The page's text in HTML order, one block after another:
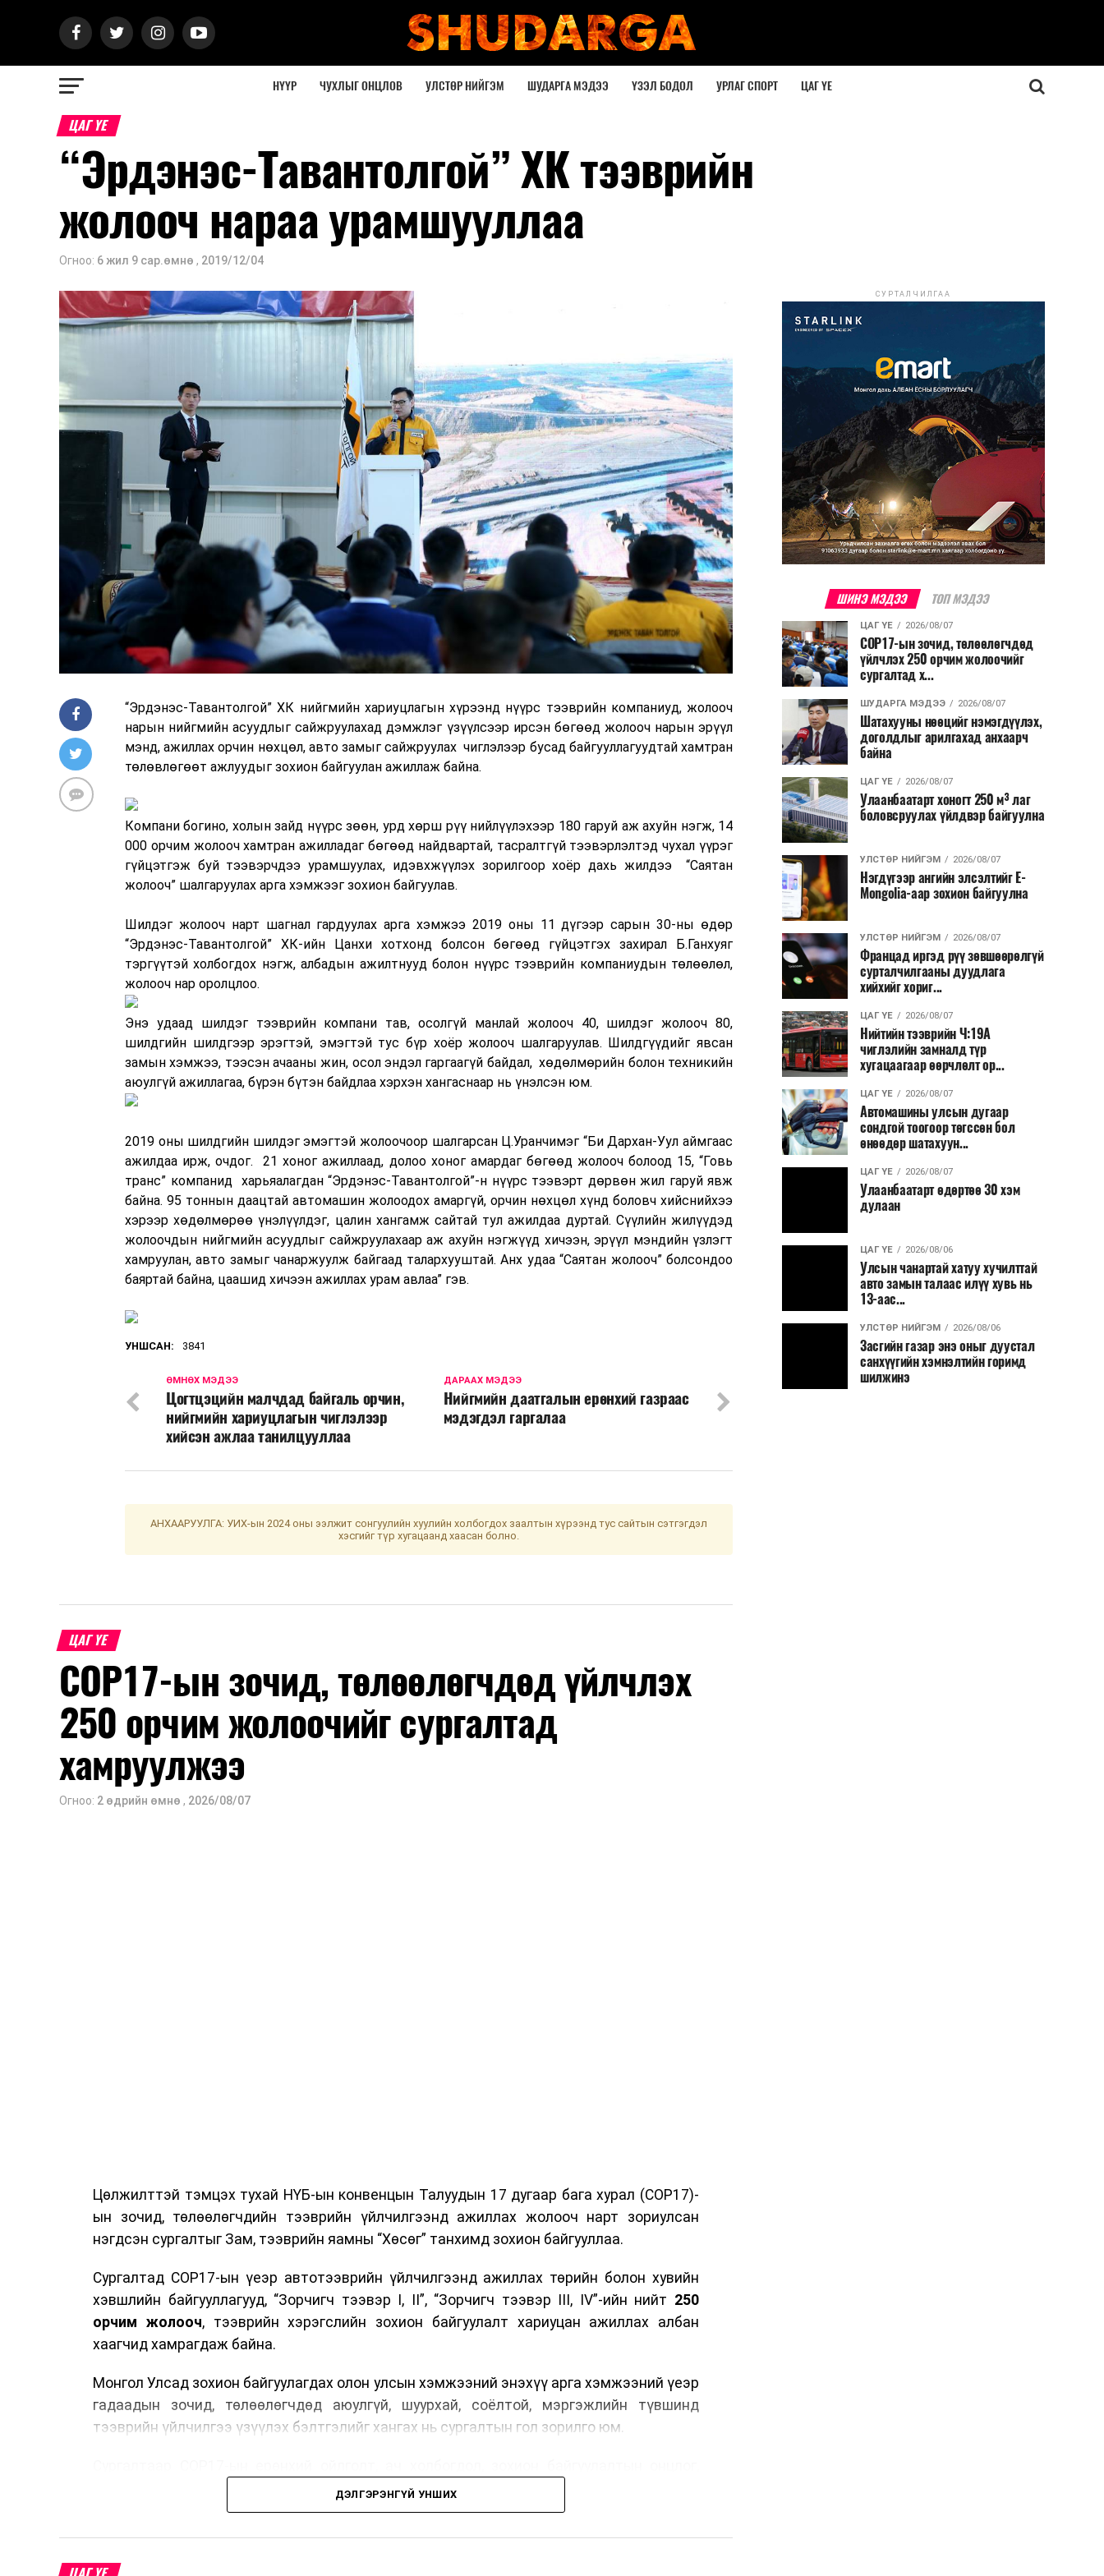
НҮҮР ЧУХЛЫГ ОНЦЛОВ УЛСТӨР НИЙГЭМ ШУДАРГА МЭДЭЭ ҮЗЭЛ БОДОЛ УРЛАГ СПОРТ ЦАГ ҮЕ
ЦАГ ҮЕ
“Эрдэнэс-Тавантолгой” ХК тээврийн
жолооч нараа урамшууллаа
Огноо: 6 жил 9 сар.өмнө , 2019/12/04
“Эрдэнэс-Тавантолгой” ХК нийгмийн хариуцлагын хүрээнд нүүрс тээврийн компаниуд, жолооч
нарын нийгмийн асуудлыг сайжруулахад дэмжлэг үзүүлсээр ирсэн бөгөөд жолооч нарын эрүүл
мэнд, ажиллах орчин нөхцөл, авто замыг сайжруулах чиглэлээр бусад байгууллагуудтай хамтран
төлөвлөгөөт ажлуудыг зохион байгуулан ажиллаж байна.
Компани богино, холын зайд нүүрс зөөн, урд хөрш рүү нийлүүлэхээр 180 гаруй аж ахуйн нэгж, 14
000 орчим жолооч хамтран ажилладаг бөгөөд найдвартай, тасралтгүй тээвэрлэлтэд чухал үүрэг
гүйцэтгэж буй тээвэрчдээ урамшуулах, идэвхжүүлэх зорилгоор хоёр дахь жилдээ “Саятан
жолооч” шалгаруулах арга хэмжээг зохион байгуулав.
Шилдэг жолооч нарт шагнал гардуулах арга хэмжээ 2019 оны 11 дүгээр сарын 30-ны өдөр
“Эрдэнэс-Тавантолгой” ХК-ийн Цанхи хотхонд болсон бөгөөд гүйцэтгэх захирал Б.Ганхуяг
тэргүүтэй холбогдох нэгж, албадын ажилтнууд болон нүүрс тээврийн компаниудын төлөөлөл,
жолооч нар оролцлоо.
Энэ удаад шилдэг тээврийн компани тав, осолгүй манлай жолооч 40, шилдэг жолооч 80,
шилдгийн шилдгээр эрэгтэй, эмэгтэй тус бүр хоёр жолооч шалгаруулав. Шилдгүүдийг явсан
замын хэмжээ, тээсэн ачааны жин, осол эндэл гаргаагүй байдал, хөдөлмөрийн болон техникийн
аюулгүй ажиллагаа, бүрэн бүтэн байдлаа хэрхэн хангаснаар нь үнэлсэн юм.
2019 оны шилдгийн шилдэг эмэгтэй жолоочоор шалгарсан Ц.Уранчимэг “Би Дархан-Уул аймгаас
ажилдаа ирж, очдог. 21 хоног ажиллаад, долоо хоног амардаг бөгөөд жолооч болоод 15, “Говь
транс” компанид харьяалагдан “Эрдэнэс-Тавантолгой”-н нүүрс тээвэрт дөрвөн жил гаруй явж
байна. 95 тоннын даацтай автомашин жолоодох амаргүй, орчин нөхцөл хүнд боловч хийснийхээ
хэрээр хөдөлмөрөө үнэлүүлдэг, цалин хангамж сайтай тул ажилдаа дуртай. Сүүлийн жилүүдэд
жолоочдын нийгмийн асуудлыг сайжруулахаар аж ахуйн нэгжүүд хичээн, эрүүл мэндийн үзлэгт
хамруулан, авто замыг чанаржуулж байгаад талархууштай. Анх удаа “Саятан жолооч” болсондоо
баяртай байна, цаашид хичээн ажиллах урам авлаа” гэв.
УНШСАН: 3841
ДАРААХ МЭДЭЭ
Нийгмийн даатгалын ерөнхий газраас
мэдэгдэл гаргалаа
ӨМНӨХ МЭДЭЭ
Цогтцэцийн малчдад байгаль орчин,
нийгмийн хариуцлагын чиглэлээр
хийсэн ажлаа танилцууллаа
АНХААРУУЛГА: УИХ-ын 2024 оны ээлжит сонгуулийн хуулийн холбогдох заалтын хүрээнд тус сайтын сэтгэгдэл
хэсгийг түр хугацаанд хаасан болно.
ЦАГ ҮЕ
COP17-ын зочид, төлөөлөгчдөд үйлчлэх
250 орчим жолоочийг сургалтад
хамруулжээ
Огноо: 2 өдрийн өмнө , 2026/08/07
Цөлжилттэй тэмцэх тухай НҮБ-ын конвенцын Талуудын 17 дугаар бага хурал (COP17)-
ын зочид, төлөөлөгчдийн тээврийн үйлчилгээнд ажиллах жолооч нарт зориулсан
нэгдсэн сургалтыг Зам, тээврийн яамны “Хөсөг” танхимд зохион байгууллаа.
Сургалтад COP17-ын үеэр автотээврийн үйлчилгээнд ажиллах төрийн болон хувийн
хэвшлийн байгууллагууд, “Зорчигч тээвэр I, II”, “Зорчигч тээвэр III, IV”-ийн нийт 250
орчим жолооч, тээврийн хэрэгслийн зохион байгуулалт хариуцан ажиллах албан
хаагчид хамрагдаж байна.
Монгол Улсад зохион байгуулагдах олон улсын хэмжээний энэхүү арга хэмжээний үеэр
гадаадын зочид, төлөөлөгчдөд аюулгүй, шуурхай, соёлтой, мэргэжлийн түвшинд
тээврийн үйлчилгээ үзүүлэх бэлтгэлийг хангах нь сургалтын гол зорилго юм.
зочид, төлөөлөгчдийн ангилал, үйлчилгээний стандарт, жолооч нарын үүрэг
хариуцлага, сахилга бат, үйлчилгээний соёл, ёс зүй, мэргэжлийн харилцааны талаар
Түүнчлэн зочдыг нисэх буудлаас угтан авах, зочид буудал болон арга хэмжээний
ДЭЛГЭРЭНГҮЙ УНШИХ
СУРТАЛЧИЛГАА
ШИНЭ МЭДЭЭ ТОП МЭДЭЭ
ЦАГ ҮЕ 2026/08/07
COP17-ын зочид, төлөөлөгчдөд
үйлчлэх 250 орчим жолоочийг
сургалтад х...
ШУДАРГА МЭДЭЭ 2026/08/07
Шатахууны нөөцийг нэмэгдүүлэх,
доголдлыг арилгахад анхаарч
байна
ЦАГ ҮЕ 2026/08/07
Улаанбаатарт хоногт 250 м³ лаг
боловсруулах үйлдвэр байгуулна
УЛСТӨР НИЙГЭМ 2026/08/07
Нэгдүгээр ангийн элсэлтийг E-
Mongolia-аар зохион байгуулна
УЛСТӨР НИЙГЭМ 2026/08/07
Францад иргэд рүү зөвшөөрөлгүй
сурталчилгааны дуудлага
хийхийг хориг...
ЦАГ ҮЕ 2026/08/07
Нийтийн тээврийн Ч:19А
чиглэлийн замналд түр
хугацаагаар өөрчлөлт ор...
ЦАГ ҮЕ 2026/08/07
Автомашины улсын дугаар
сондгой тоогоор төгссөн бол
өнөөдөр шатахуун...
ЦАГ ҮЕ 2026/08/07
Улаанбаатарт өдөртөө 30 хэм
дулаан
ЦАГ ҮЕ 2026/08/06
Улсын чанартай хатуу хучилттай
авто замын талаас илүү хувь нь
13-аас...
УЛСТӨР НИЙГЭМ 2026/08/06
Засгийн газар энэ оныг дуустал
санхүүгийн хэмнэлтийн горимд
шилжинэ